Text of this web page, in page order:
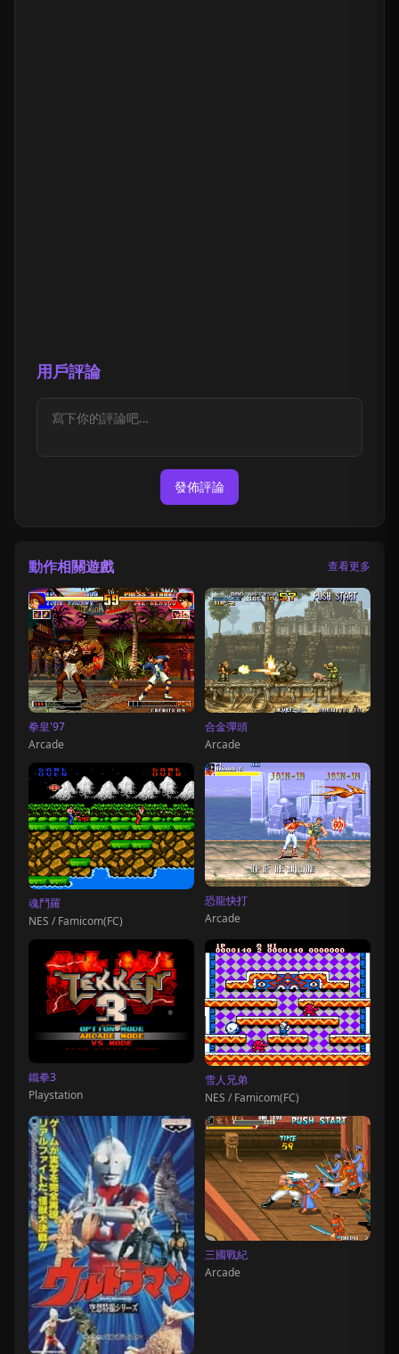
用戶評論
發佈評論
動作相關遊戲 查看更多
拳皇'97
Arcade
合金彈頭
Arcade
魂鬥羅
NES / Famicom(FC)
恐龍快打
Arcade
鐵拳3
Playstation
雪人兄弟
NES / Famicom(FC)
三國戰紀
Arcade